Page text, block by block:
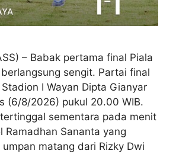
– Babak pertama final Piala
sengit. Partai final
I Wayan Dipta Gianyar
(6/8/2026) pukul 20.00 WIB.
sementara pada menit
Ramadhan Sananta yang
matang dari Rizky Dwi